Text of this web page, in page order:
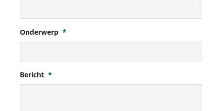
Onderwerp *
Bericht *